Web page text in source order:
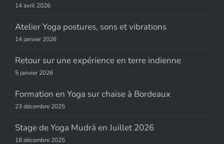
14 avril 2026
Atelier Yoga postures, sons et vibrations
14 janvier 2026
Retour sur une expérience en terre indienne
5 janvier 2026
Formation en Yoga sur chaise à Bordeaux
23 décembre 2025
Stage de Yoga Mudrā en Juillet 2026
18 décembre 2025